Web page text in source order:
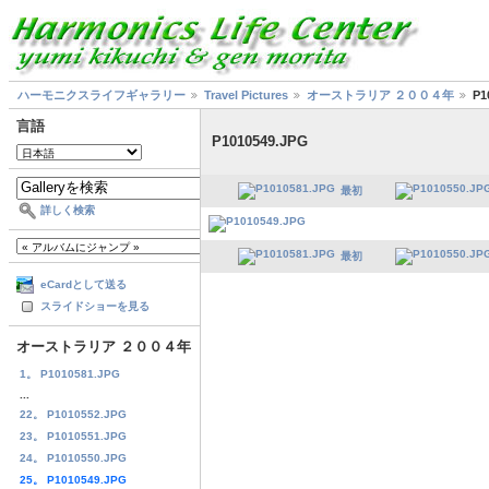
ハーモニクスライフギャラリー Travel Pictures オーストラリア ２００４年
言語
詳しく検索
eCardとして送る
スライドショーを見る
オーストラリア ２００４年
1。 P1010581.JPG
22。 P1010552.JPG
23。 P1010551.JPG
24。 P1010550.JPG
25。 P1010549.JPG
P1010549.JPG
最初
最初